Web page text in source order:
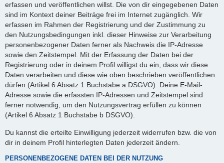
erfassen und veröffentlichen willst. Die von dir eingegebenen Daten
sind im Kontext deiner Beiträge frei im Internet zugänglich. Wir
erfassen im Rahmen der Registrierung und der Zustimmung zu
den Nutzungsbedingungen inkl. dieser Hinweise zur Verarbeitung
personenbezogener Daten ferner als Nachweis die IP-Adresse
sowie den Zeitstempel. Mit der Erfassung der Daten bei der
Registrierung oder in deinem Profil willigst du ein, dass wir diese
Daten verarbeiten und diese wie oben beschrieben veröffentlichen
dürfen (Artikel 6 Absatz 1 Buchstabe a DSGVO). Deine E-Mail-
Adresse sowie die erfassten IP-Adressen und Zeitstempel sind
ferner notwendig, um den Nutzungsvertrag erfüllen zu können
(Artikel 6 Absatz 1 Buchstabe b DSGVO).
Du kannst die erteilte Einwilligung jederzeit widerrufen bzw. die von
dir in deinem Profil hinterlegten Daten jederzeit ändern.
PERSONENBEZOGENE DATEN BEI DER NUTZUNG